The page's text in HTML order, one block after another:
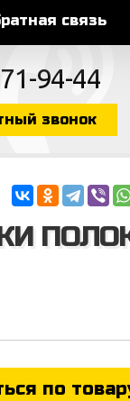
связь
94-44
звонок
по